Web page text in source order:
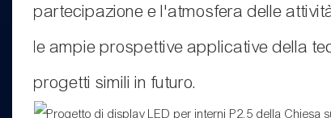
partecipazione e l'atmosfera delle
le ampie prospettive applicative della
progetti simili in futuro.